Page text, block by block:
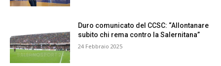
Duro comunicato del CCSC: “Allontanare
subito chi rema contro la Salernitana”
24 Febbraio 2025